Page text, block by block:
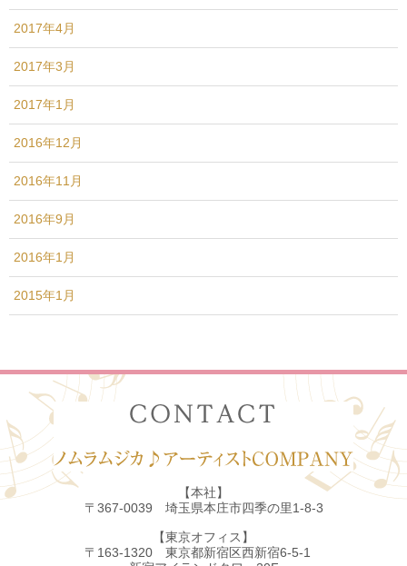
2017年4月
2017年3月
2017年1月
2016年12月
2016年11月
2016年9月
2016年1月
2015年1月
【本社】
〒367-0039 埼玉県本庄市四季の里1-8-3
【東京オフィス】
〒163-1320 東京都新宿区西新宿6-5-1